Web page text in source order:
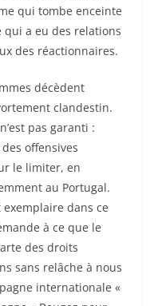
qui tombe enceinte
a eu des relations
des réactionnaires.
décèdent
clandestin.
pas garanti :
offensives
le limiter, en
au Portugal.
dans ce
à ce que le
des droits
sans relâche à nous
internationale «